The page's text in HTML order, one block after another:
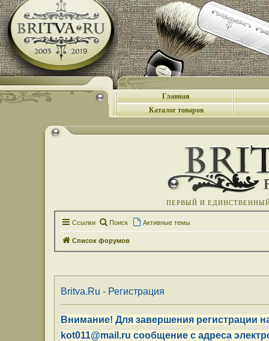
Главная
Каталог товаров
ПЕРВЫЙ И
Ссылки Поиск Активные темы
Список форумов
Britva.Ru - Регистрация
Внимание! Для завершения регистрации
kot011@mail.ru сообщение с адреса